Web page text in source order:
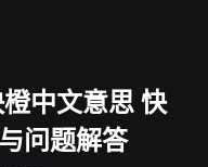
中文意思 快
问题解答